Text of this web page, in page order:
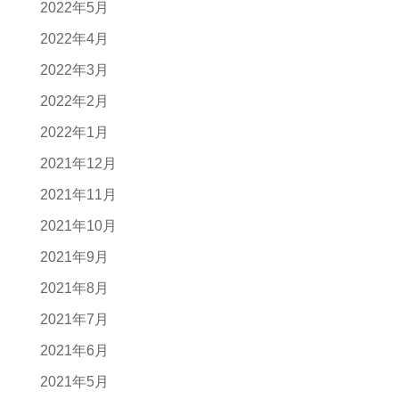
2022年5月
2022年4月
2022年3月
2022年2月
2022年1月
2021年12月
2021年11月
2021年10月
2021年9月
2021年8月
2021年7月
2021年6月
2021年5月